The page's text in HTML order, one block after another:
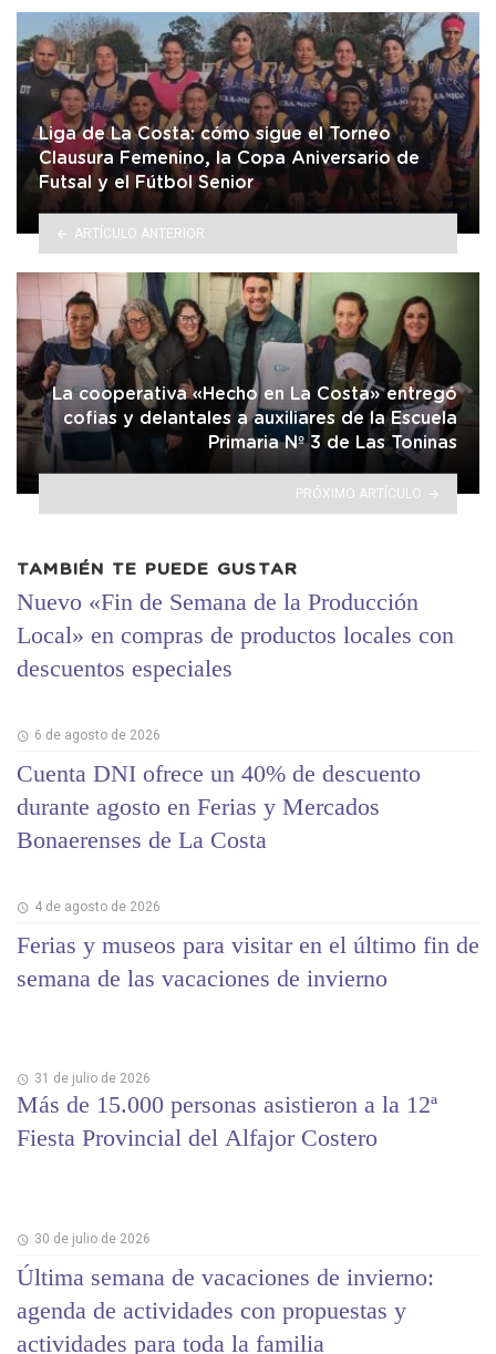
Liga de La Costa: cómo sigue el Torneo
Clausura Femenino, la Copa Aniversario de
Futsal y el Fútbol Senior
ARTÍCULO ANTERIOR
La cooperativa «Hecho en La Costa» entregó
cofias y delantales a auxiliares de la Escuela
Primaria Nº 3 de Las Toninas
PRÓXIMO ARTÍCULO
TAMBIÉN TE PUEDE GUSTAR
Nuevo «Fin de Semana de la Producción
Local» en compras de productos locales con
descuentos especiales
6 de agosto de 2026
Cuenta DNI ofrece un 40% de descuento
durante agosto en Ferias y Mercados
Bonaerenses de La Costa
4 de agosto de 2026
Ferias y museos para visitar en el último fin de
semana de las vacaciones de invierno
31 de julio de 2026
Más de 15.000 personas asistieron a la 12ª
Fiesta Provincial del Alfajor Costero
30 de julio de 2026
Última semana de vacaciones de invierno:
agenda de actividades con propuestas y
actividades para toda la familia